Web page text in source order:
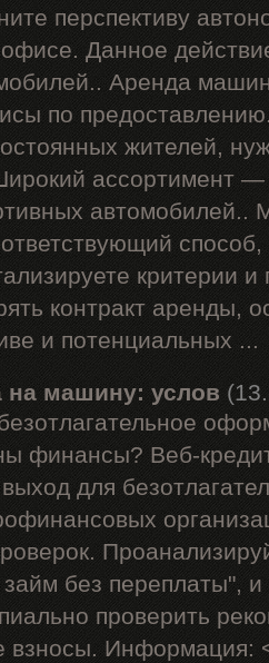
перспективу
Данное
Аренда
по
жителей,
ассортимент
автомобилей..
критерии
контракт аренды,
и потенциальных ...
на машину: услов
финансы? Веб-
для
без переплаты", и
проверить
взносы. Информация: